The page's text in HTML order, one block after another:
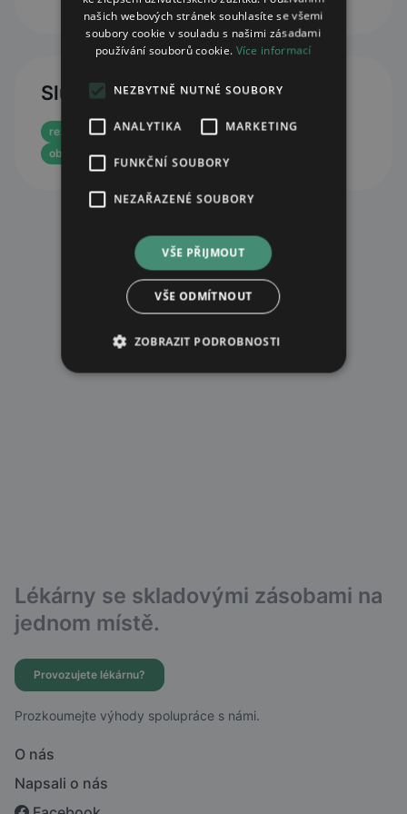
Služby
rezervace eReceptu
objednávka léků z centrálního skladu
Lékárny se skladovými zásobami na
jednom místě.
Provozujete lékárnu?
Prozkoumejte výhody spolupráce s námi.
O nás
Napsali o nás
našich webových stránek souhlasíte se všemi
soubory cookie v souladu s našimi zásadami
používání souborů cookie. Více informací
NEZBYTNĚ NUTNÉ SOUBORY
ANALYTIKA MARKETING
FUNKČNÍ SOUBORY
NEZAŘAZENÉ SOUBORY
VŠE PŘIJMOUT
VŠE ODMÍTNOUT
ZOBRAZIT PODROBNOSTI